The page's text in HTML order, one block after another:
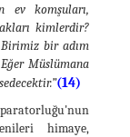
ev komşuları,
kimlerdir?
bir adım
Müslümana
(14)
himaye,